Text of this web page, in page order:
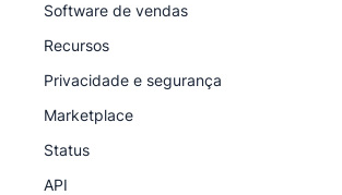
Software de vendas
Recursos
Privacidade e segurança
Marketplace
Status
API